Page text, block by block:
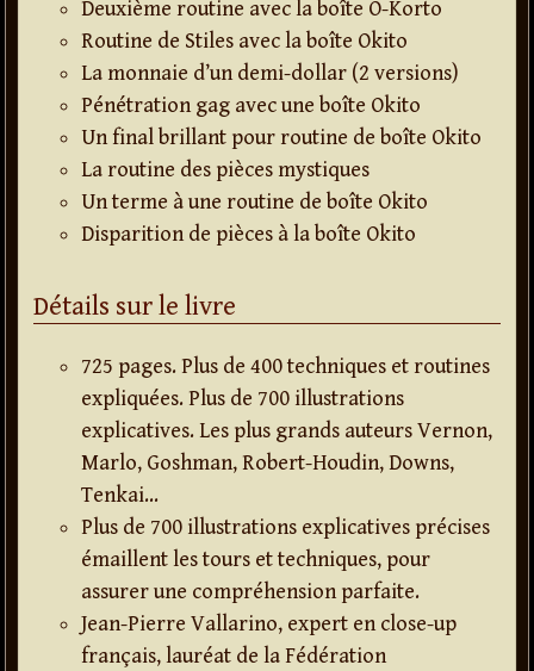
Deuxième routine avec la boîte O-Korto
Routine de Stiles avec la boîte Okito
La monnaie d’un demi-dollar (2 versions)
Pénétration gag avec une boîte Okito
Un final brillant pour routine de boîte Okito
La routine des pièces mystiques
Un terme à une routine de boîte Okito
Disparition de pièces à la boîte Okito
Détails sur le livre
725 pages. Plus de 400 techniques et routines
expliquées. Plus de 700 illustrations
explicatives. Les plus grands auteurs Vernon,
Marlo, Goshman, Robert-Houdin, Downs,
Tenkai…
Plus de 700 illustrations explicatives précises
émaillent les tours et techniques, pour
assurer une compréhension parfaite.
Jean-Pierre Vallarino, expert en close-up
français, lauréat de la Fédération